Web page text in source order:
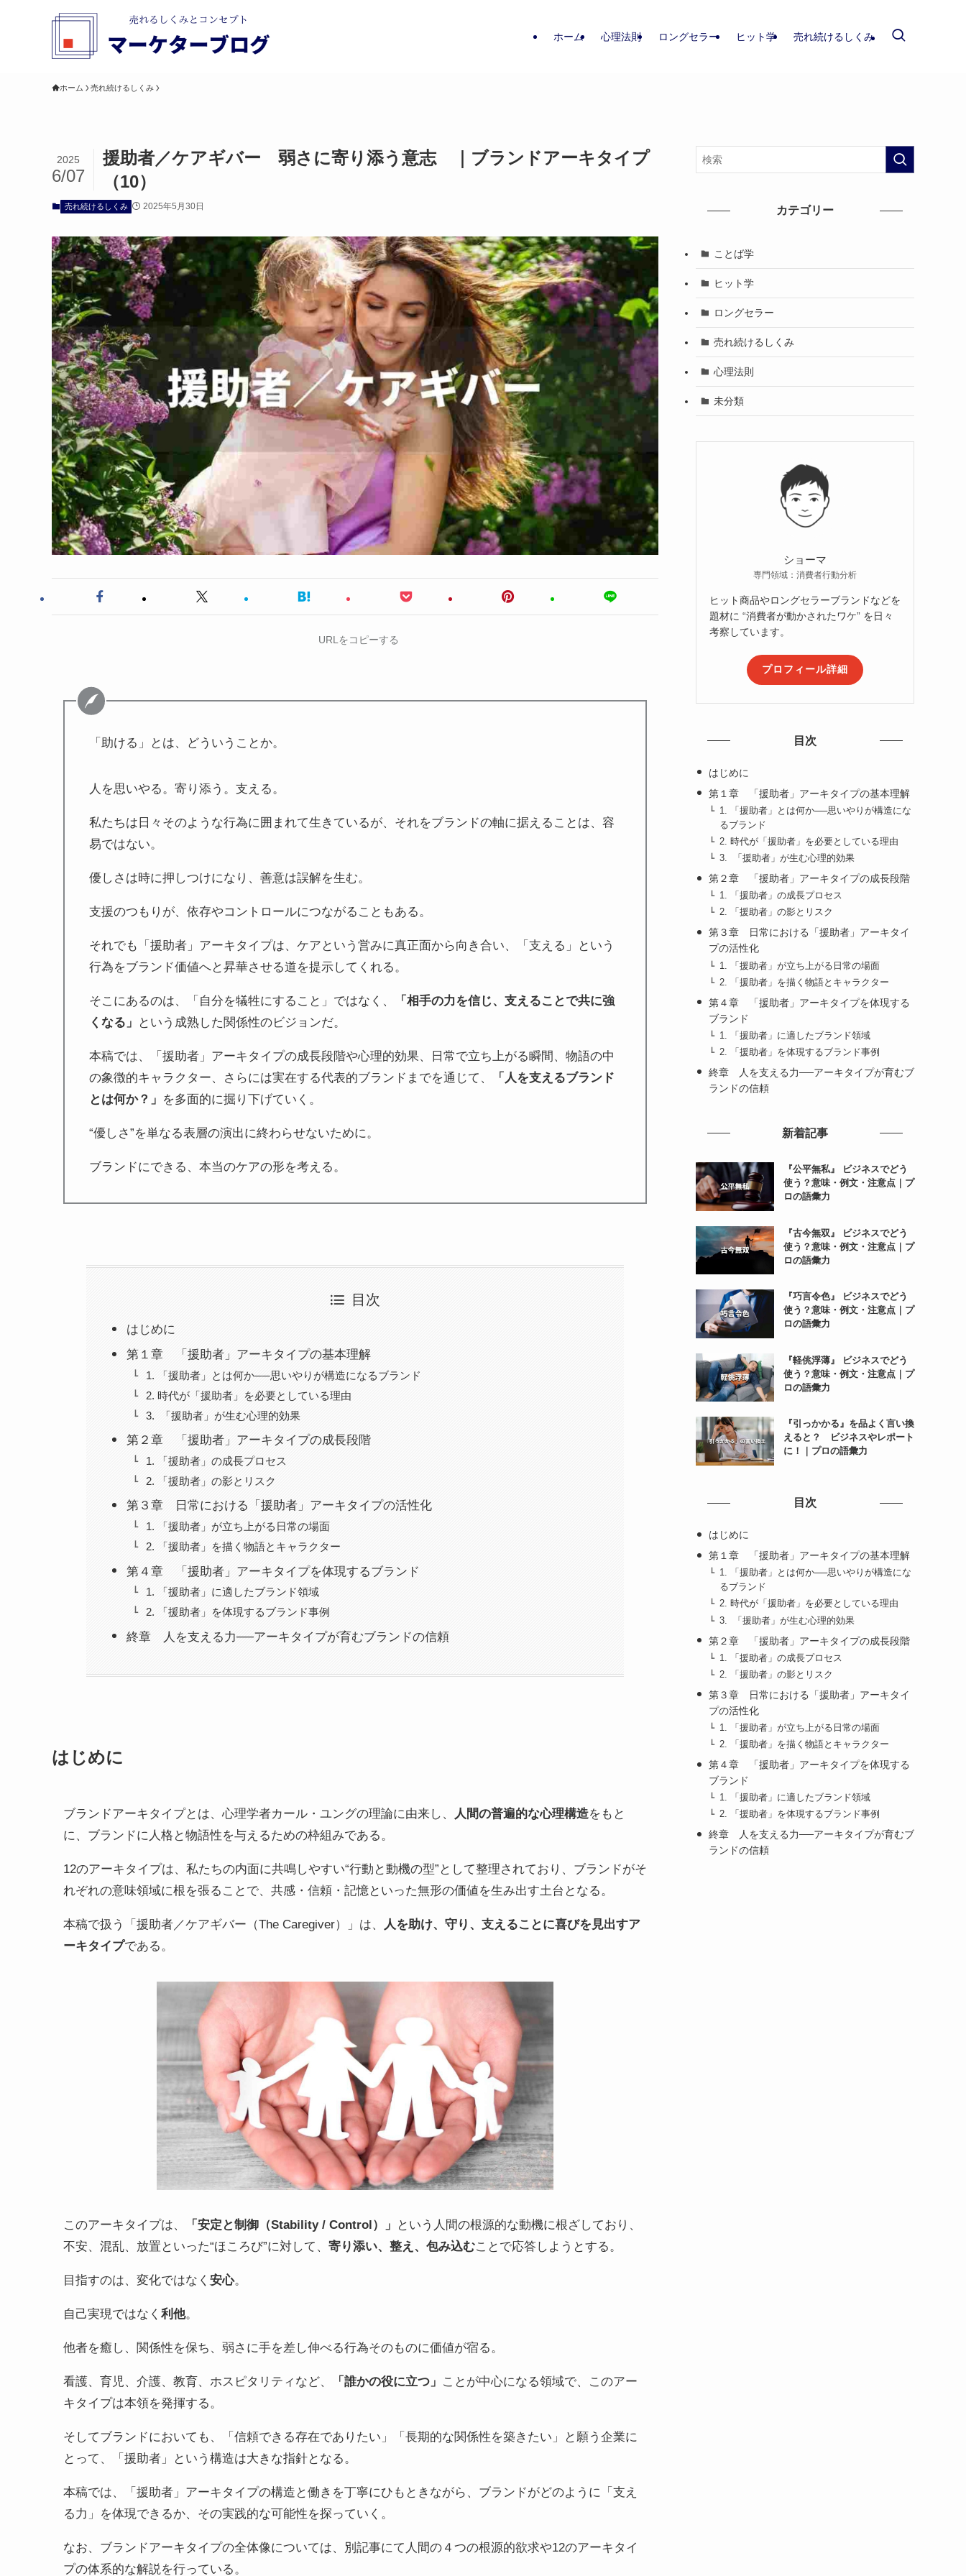
ホーム 心理法則 ロングセラー ヒット学 売れ続けるしくみ
ホーム 売れ続けるしくみ
援助者／ケアギバー 弱さに寄り添う意志 ｜ブランドアーキタイプ
（10）
2025
6/07
売れ続けるしくみ 2025年5月30日
URLをコピーする
「助ける」とは、どういうことか。
人を思いやる。寄り添う。支える。
私たちは日々そのような行為に囲まれて生きているが、それをブランドの軸に据えることは、容
易ではない。
優しさは時に押しつけになり、善意は誤解を生む。
支援のつもりが、依存やコントロールにつながることもある。
それでも「援助者」アーキタイプは、ケアという営みに真正面から向き合い、「支える」という
行為をブランド価値へと昇華させる道を提示してくれる。
そこにあるのは、「自分を犠牲にすること」ではなく、
「相手の力を信じ、支えることで共に強
くなる」
という成熟した関係性のビジョンだ。
本稿では、「援助者」アーキタイプの成長段階や心理的効果、日常で立ち上がる瞬間、物語の中
の象徴的キャラクター、さらには実在する代表的ブランドまでを通じて、
「人を支えるブランド
とは何か？」 を多面的に掘り下げていく。
“優しさ”を単なる表層の演出に終わらせないために。
ブランドにできる、本当のケアの形を考える。
目次
はじめに
第１章 「援助者」アーキタイプの基本理解
1. 「援助者」とは何か──思いやりが構造になるブランド
2. 時代が「援助者」を必要としている理由
3. 「援助者」が生む心理的効果
第２章 「援助者」アーキタイプの成長段階
1. 「援助者」の成長プロセス
2. 「援助者」の影とリスク
第３章 日常における「援助者」アーキタイプの活性化
1. 「援助者」が立ち上がる日常の場面
2. 「援助者」を描く物語とキャラクター
第４章 「援助者」アーキタイプを体現するブランド
1. 「援助者」に適したブランド領域
2. 「援助者」を体現するブランド事例
終章 人を支える力──アーキタイプが育むブランドの信頼
はじめに
ブランドアーキタイプとは、心理学者カール・ユングの理論に由来し、 人間の普遍的な心理構造をもと
に、ブランドに人格と物語性を与えるための枠組みである。
12のアーキタイプは、私たちの内面に共鳴しやすい“行動と動機の型”として整理されており、ブランドがそ
れぞれの意味領域に根を張ることで、共感・信頼・記憶といった無形の価値を生み出す土台となる。
本稿で扱う「援助者／ケアギバー（The Caregiver）」は、
人を助け、守り、支えることに喜びを見出すア
ーキタイプである。
このアーキタイプは、 「安定と制御（Stability / Control）」
という人間の根源的な動機に根ざしており、
不安、混乱、放置といった“ほころび”に対して、 寄り添い、整え、包み込むことで応答しようとする。
目指すのは、変化ではなく 安心。
自己実現ではなく 利他。
他者を癒し、関係性を保ち、弱さに手を差し伸べる行為そのものに価値が宿る。
看護、育児、介護、教育、ホスピタリティなど、 「誰かの役に立つ」 ことが中心になる領域で、このアー
キタイプは本領を発揮する。
そしてブランドにおいても、「信頼できる存在でありたい」「長期的な関係性を築きたい」と願う企業に
とって、「援助者」という構造は大きな指針となる。
本稿では、「援助者」アーキタイプの構造と働きを丁寧にひもときながら、ブランドがどのように「支え
る力」を体現できるか、その実践的な可能性を探っていく。
なお、ブランドアーキタイプの全体像については、別記事にて人間の４つの根源的欲求や12のアーキタイ
プの体系的な解説を行っている。
カテゴリー
ことば学
ヒット学
ロングセラー
売れ続けるしくみ
心理法則
未分類
ショーマ
専門領域：消費者行動分析
ヒット商品やロングセラーブランドなどを
題材に “消費者が動かされたワケ” を日々
考察しています。
プロフィール詳細
目次
はじめに
第１章 「援助者」アーキタイプの基本理解
1. 「援助者」とは何か──思いやりが構造にな
るブランド
2. 時代が「援助者」を必要としている理由
3. 「援助者」が生む心理的効果
第２章 「援助者」アーキタイプの成長段階
1. 「援助者」の成長プロセス
2. 「援助者」の影とリスク
第３章 日常における「援助者」アーキタイ
プの活性化
1. 「援助者」が立ち上がる日常の場面
2. 「援助者」を描く物語とキャラクター
第４章 「援助者」アーキタイプを体現する
ブランド
1. 「援助者」に適したブランド領域
2. 「援助者」を体現するブランド事例
終章 人を支える力──アーキタイプが育むブ
ランドの信頼
新着記事
『公平無私』 ビジネスでどう
使う？意味・例文・注意点｜プ
ロの語彙力
『古今無双』 ビジネスでどう
使う？意味・例文・注意点｜プ
ロの語彙力
『巧言令色』 ビジネスでどう
使う？意味・例文・注意点｜プ
ロの語彙力
『軽佻浮薄』 ビジネスでどう
使う？意味・例文・注意点｜プ
ロの語彙力
『引っかかる』を品よく言い換
えると？ ビジネスやレポート
に！｜プロの語彙力
目次
はじめに
第１章 「援助者」アーキタイプの基本理解
1. 「援助者」とは何か──思いやりが構造にな
るブランド
2. 時代が「援助者」を必要としている理由
3. 「援助者」が生む心理的効果
第２章 「援助者」アーキタイプの成長段階
1. 「援助者」の成長プロセス
2. 「援助者」の影とリスク
第３章 日常における「援助者」アーキタイ
プの活性化
1. 「援助者」が立ち上がる日常の場面
2. 「援助者」を描く物語とキャラクター
第４章 「援助者」アーキタイプを体現する
ブランド
1. 「援助者」に適したブランド領域
2. 「援助者」を体現するブランド事例
終章 人を支える力──アーキタイプが育むブ
ランドの信頼